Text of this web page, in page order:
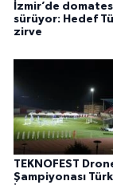
İzmir’de
sürüyor: Hedef
zirve
TEKNOFEST
Şampiyonası